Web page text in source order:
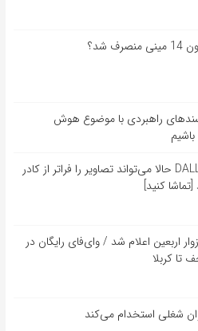
شد؟
راهبردی با موضوع هوش
هوش مصنوعی DALL-E حالا می‌تواند تصاویر را فراتر از کادر
کنید]
اربعین اعلام شد / وای‌فای رایگان در
شغلی استخدام می‌کند